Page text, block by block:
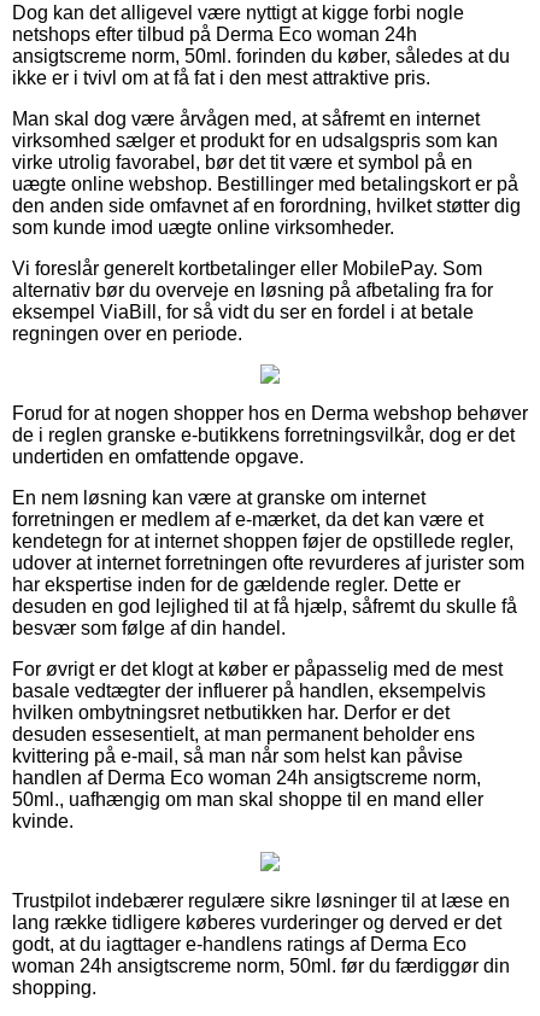
Dog kan det alligevel være nyttigt at kigge forbi nogle
netshops efter tilbud på Derma Eco woman 24h
ansigtscreme norm, 50ml. forinden du køber, således at du
ikke er i tvivl om at få fat i den mest attraktive pris.
Man skal dog være årvågen med, at såfremt en internet
virksomhed sælger et produkt for en udsalgspris som kan
virke utrolig favorabel, bør det tit være et symbol på en
uægte online webshop. Bestillinger med betalingskort er på
den anden side omfavnet af en forordning, hvilket støtter dig
som kunde imod uægte online virksomheder.
Vi foreslår generelt kortbetalinger eller MobilePay. Som
alternativ bør du overveje en løsning på afbetaling fra for
eksempel ViaBill, for så vidt du ser en fordel i at betale
regningen over en periode.
Forud for at nogen shopper hos en Derma webshop behøver
de i reglen granske e-butikkens forretningsvilkår, dog er det
undertiden en omfattende opgave.
En nem løsning kan være at granske om internet
forretningen er medlem af e-mærket, da det kan være et
kendetegn for at internet shoppen føjer de opstillede regler,
udover at internet forretningen ofte revurderes af jurister som
har ekspertise inden for de gældende regler. Dette er
desuden en god lejlighed til at få hjælp, såfremt du skulle få
besvær som følge af din handel.
For øvrigt er det klogt at køber er påpasselig med de mest
basale vedtægter der influerer på handlen, eksempelvis
hvilken ombytningsret netbutikken har. Derfor er det
desuden essesentielt, at man permanent beholder ens
kvittering på e-mail, så man når som helst kan påvise
handlen af Derma Eco woman 24h ansigtscreme norm,
50ml., uafhængig om man skal shoppe til en mand eller
kvinde.
Trustpilot indebærer regulære sikre løsninger til at læse en
lang række tidligere køberes vurderinger og derved er det
godt, at du iagttager e-handlens ratings af Derma Eco
woman 24h ansigtscreme norm, 50ml. før du færdiggør din
shopping.